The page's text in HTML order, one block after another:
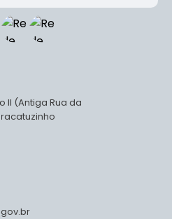
II (Antiga Rua da